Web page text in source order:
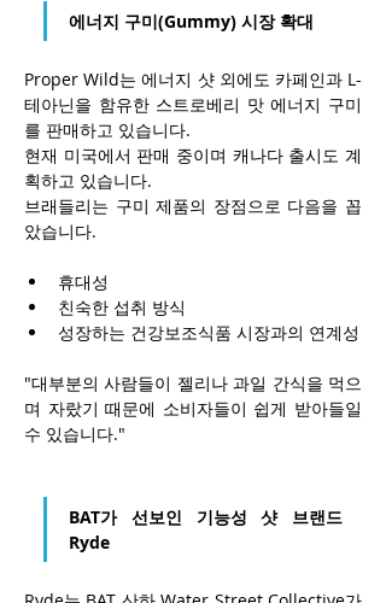
에너지 구미(Gummy) 시장 확대
Proper Wild는 에너지 샷 외에도 카페인과 L-
테아닌을 함유한 스트로베리 맛 에너지 구미
를 판매하고 있습니다.
현재 미국에서 판매 중이며 캐나다 출시도 계
획하고 있습니다.
브래들리는 구미 제품의 장점으로 다음을 꼽
았습니다.
휴대성
친숙한 섭취 방식
성장하는 건강보조식품 시장과의 연계성
"대부분의 사람들이 젤리나 과일 간식을 먹으
며 자랐기 때문에 소비자들이 쉽게 받아들일
수 있습니다."
BAT가 선보인 기능성 샷 브랜드
Ryde